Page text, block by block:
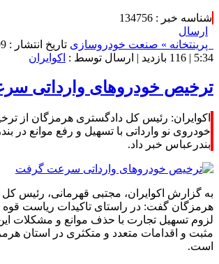
شناسه خبر : 134756
ارسال
پرینتخانه » صنعت خودروسازی
5:34 |
116 بازدید | ارسال توسط : اکوایران
ترخیص خودروهای وارداتی
خودروی نو وارداتی با تسهیل و رفع موانع در
بندرعباس خبر داد.
به گزارش اکوایران، مجتبی قهرمانی، رئیس
هرمزگان گفت: در راستای تاکیدات ریاست قوه
لزوم تسهیل تجارت با حذف موانع و مشکلات
مثبت و اقدامات متعدد و متکثری در استان
است.